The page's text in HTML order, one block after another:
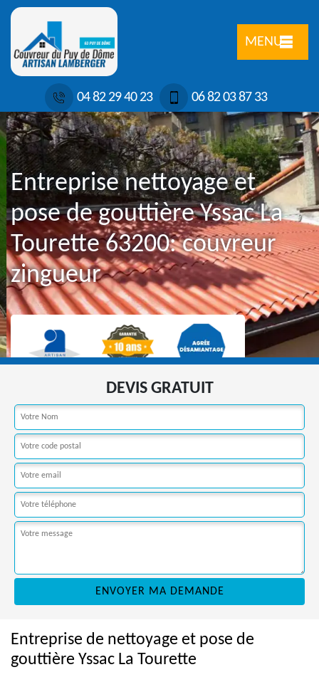
MENU
04 82 29 40 23 06 82 03 87 33
Entreprise nettoyage et
pose de gouttière Yssac La
Tourette 63200: couvreur
zingueur
DEVIS GRATUIT
Entreprise de nettoyage et pose de
gouttière Yssac La Tourette